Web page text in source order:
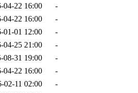
04-22 16:00
-
04-22 16:00
-
01-01 12:00
-
04-25 21:00
-
08-31 19:00
-
04-22 16:00
-
02-11 02:00
-